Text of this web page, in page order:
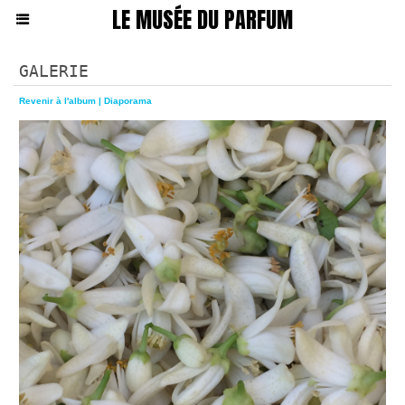
LE MUSÉE DU PARFUM
GALERIE
Revenir à l'album | Diaporama